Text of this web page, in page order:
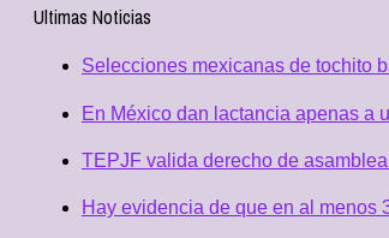
Ultimas Noticias
Selecciones mexicanas de tochito
En México dan lactancia apenas a
TEPJF valida derecho de
Hay evidencia de que en al menos